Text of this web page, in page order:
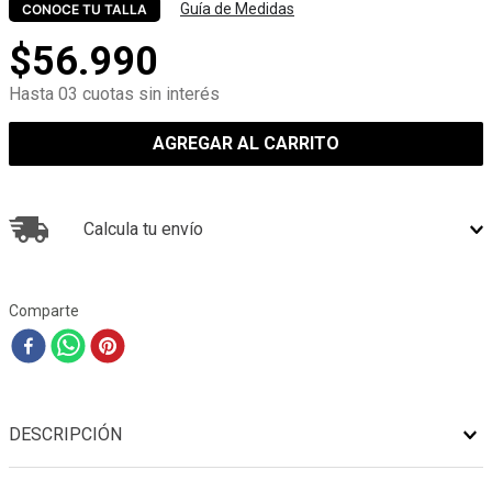
CONOCE TU TALLA Guía de Medidas
$56.990
Hasta 03 cuotas sin interés
AGREGAR AL CARRITO
Calcula tu envío
Comparte
DESCRIPCIÓN